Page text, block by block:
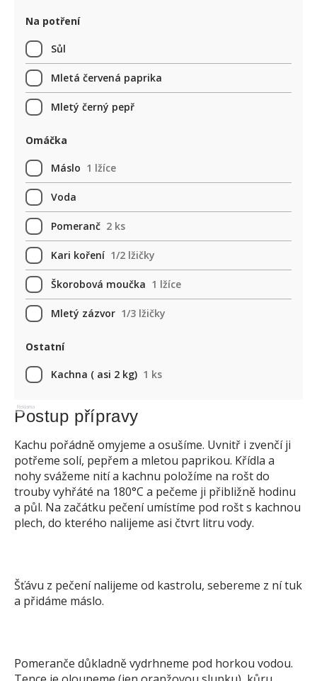
Na potření
Sůl
Mletá červená paprika
Mletý černý pepř
Omáčka
Máslo 1 lžíce
Voda
Pomeranč 2 ks
Kari koření 1/2 lžičky
Škorobová moučka 1 lžíce
Mletý zázvor 1/3 lžičky
Ostatní
Kachna ( asi 2 kg) 1 ks
Reklama
Postup přípravy
Kachu pořádně omyjeme a osušíme. Uvnitř i zvenčí ji
potřeme solí, pepřem a mletou paprikou. Křídla a
nohy svážeme nití a kachnu položíme na rošt do
trouby vyhřáté na 180°C a pečeme ji přibližně hodinu
a půl. Na začátku pečení umístíme pod rošt s kachnou
plech, do kterého nalijeme asi čtvrt litru vody.
Šťávu z pečení nalijeme od kastrolu, sebereme z ní tuk
a přidáme máslo.
Pomeranče důkladně vydrhneme pod horkou vodou.